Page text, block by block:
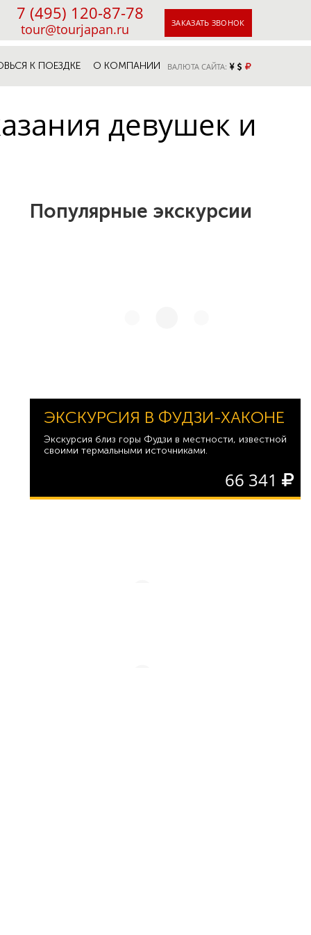
7 (495) 120-87-78
tour@tourjapan.ru ЗАКАЗАТЬ ЗВОНОК
К ПОЕЗДКЕ О КОМПАНИИ ВАЛЮТА САЙТА:
девушек и
Популярные экскурсии
ЭКСКУРСИЯ В ФУДЗИ-ХАКОНЕ
Экскурсия близ горы Фудзи в местности, известной
своими термальными источниками.
66 341